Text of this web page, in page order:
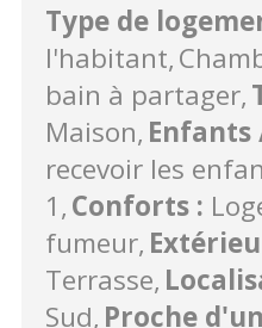
Type de
l'habitant
bain à partager
Maison Enfants
recevoir les
1 Conforts :
fumeur
Terrasse
Sud Proche